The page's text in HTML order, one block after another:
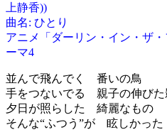
上静香))
曲名: ひとり
アニメ「ダーリン・イン・ザ
ーマ4
並んで飛んでく 番いの鳥
手をつないでる 親子の伸びた
夕日が照らした 綺麗なもの
そんな“ふつう”が 眩しかった